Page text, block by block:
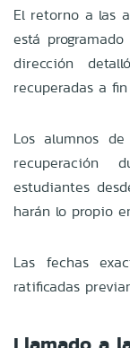
El retorno a las
está
dirección
recuperadas a
Los alumnos
recuperación
estudiantes
harán lo propio
Las fechas
ratificadas